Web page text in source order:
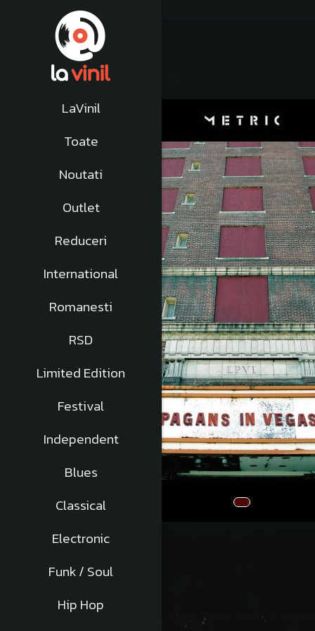
LaVinil
Toate
Noutati
Outlet
Reduceri
International
Romanesti
RSD
Limited Edition
Festival
Independent
Blues
Classical
Electronic
Funk / Soul
Hip Hop